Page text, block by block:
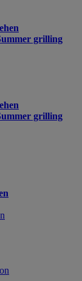
grilling
grilling